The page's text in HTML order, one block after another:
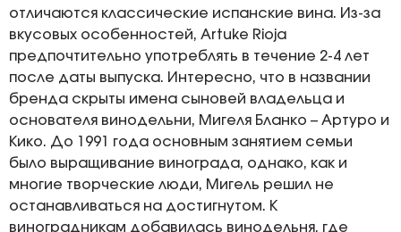
отличаются классические испанские вина. Из-за
вкусовых особенностей, Artuke Rioja
предпочтительно употреблять в течение 2-4 лет
после даты выпуска. Интересно, что в названии
бренда скрыты имена сыновей владельца и
основателя винодельни, Мигеля Бланко – Артуро и
Кико. До 1991 года основным занятием семьи
было выращивание винограда, однако, как и
многие творческие люди, Мигель решил не
останавливаться на достигнутом. К
виноградникам добавилась винодельня, где